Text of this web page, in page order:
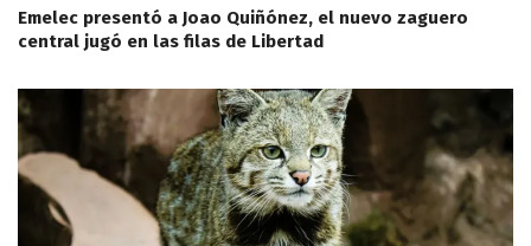
Emelec presentó a Joao Quiñónez, el nuevo zaguero
central jugó en las filas de Libertad